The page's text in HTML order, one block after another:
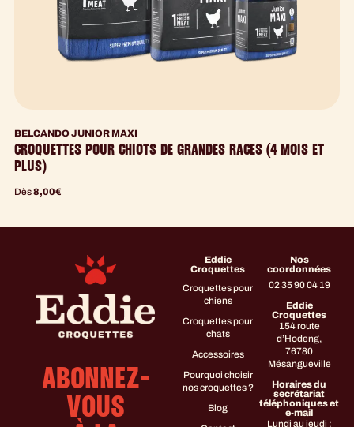
BELCANDO JUNIOR MAXI
CROQUETTES POUR CHIOTS DE GRANDES RACES (4 MOIS ET
PLUS)
Dès8,00€
ABONNEZ-
VOUS
Eddie
Croquettes
Croquettes pour
chiens
Croquettes pour
chats
Accessoires
Pourquoi choisir
nos croquettes ?
Blog
Nos
coordonnées
02 35 90 04 19
Eddie
Croquettes
154 route
d’Hodeng,
76780
Mésangueville
Horaires du
secrétariat
téléphoniques et
e-mail
Lundi au jeudi :